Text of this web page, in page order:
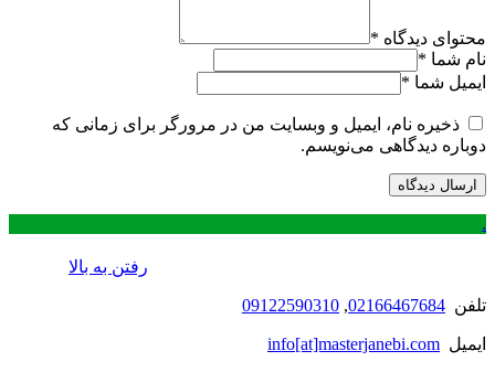
محتوای دیدگاه *
نام شما *
ایمیل شما *
ذخیره نام، ایمیل و وبسایت من در مرورگر برای زمانی که
دوباره دیدگاهی می‌نویسم.
.
رفتن به بالا
تلفن 02166467684
,
09122590310
ایمیل info[at]masterjanebi.com